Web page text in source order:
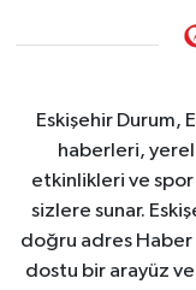
Eskişehir Durum,
haberleri,
etkinlikleri ve
sizlere sunar.
doğru adres Haber
dostu bir arayüz